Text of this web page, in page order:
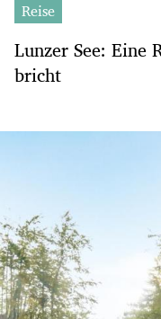
Reise
Lunzer See: Eine
bricht